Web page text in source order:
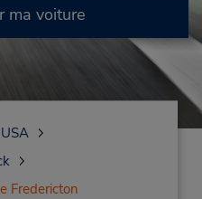
ma voiture
Fredericton